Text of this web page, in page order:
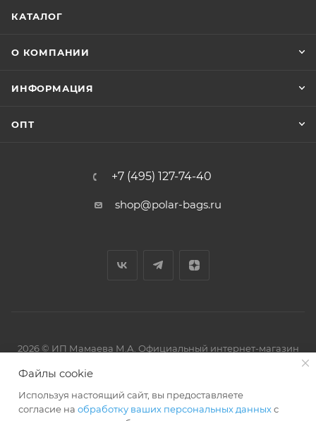
КАТАЛОГ
О КОМПАНИИ
ИНФОРМАЦИЯ
ОПТ
+7 (495) 127-74-40
shop@polar-bags.ru
2026 © ИП Мамаева М.А. Официальный интернет-магазин
Файлы cookie
Используя настоящий сайт, вы предоставляете
согласие на обработку ваших персональных данныхс